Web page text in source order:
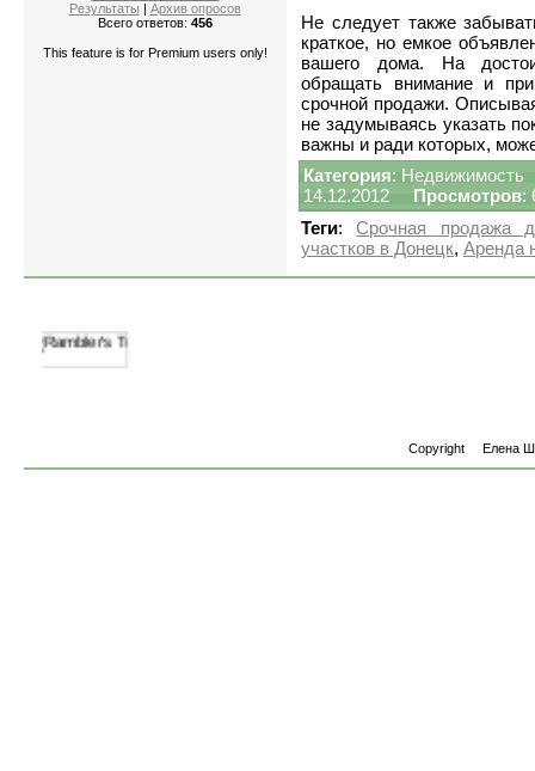
Результаты | Архив опросов
Всего ответов: 456
This feature is for Premium users only!
Не следует также
краткое, но емкое
вашего дома. На
обращать внимание и
срочной продажи.
не задумываясь указать
важны и ради которых,
Категория: Недвижимость
14.12.2012 Просмотров:
Теги:Срочная продажа
участков в Донецк, Аренда
Copyright Елена